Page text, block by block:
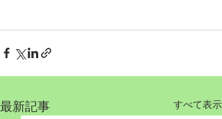
最新記事 すべて表示